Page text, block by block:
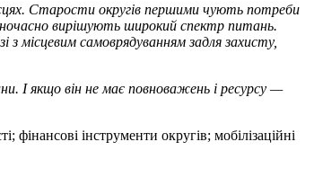
Старости округів першими чують потреби
вирішують широкий спектр питань.
місцевим самоврядуванням задля захисту,
І якщо він не має повноважень і ресурсу —
інструменти округів; мобілізаційні